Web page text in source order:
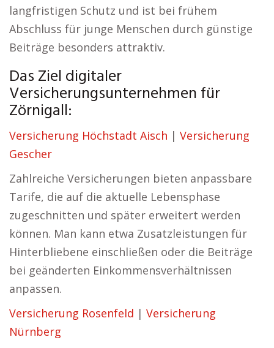
langfristigen Schutz und ist bei frühem
Abschluss für junge Menschen durch günstige
Beiträge besonders attraktiv.
Das Ziel digitaler
Versicherungsunternehmen für
Zörnigall:
Versicherung Höchstadt Aisch | Versicherung
Gescher
Zahlreiche Versicherungen bieten anpassbare
Tarife, die auf die aktuelle Lebensphase
zugeschnitten und später erweitert werden
können. Man kann etwa Zusatzleistungen für
Hinterbliebene einschließen oder die Beiträge
bei geänderten Einkommensverhältnissen
anpassen.
Versicherung Rosenfeld | Versicherung
Nürnberg